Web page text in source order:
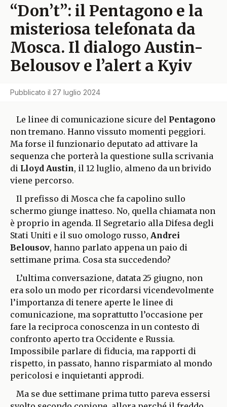
“Don’t”: il Pentagono e la
misteriosa telefonata da
Mosca. Il dialogo Austin-
Belousov e l’alert a Kyiv
Pubblicato il 27 luglio 2024
Le linee di comunicazione sicure del Pentagono
non tremano. Hanno vissuto momenti peggiori.
Ma forse il funzionario deputato ad attivare la
sequenza che porterà la questione sulla scrivania
di Lloyd Austin, il 12 luglio, almeno da un brivido
viene percorso.
Il prefisso di Mosca che fa capolino sullo
schermo giunge inatteso. No, quella chiamata non
è proprio in agenda. Il Segretario alla Difesa degli
Stati Uniti e il suo omologo russo, Andrei
Belousov, hanno parlato appena un paio di
settimane prima. Cosa sta succedendo?
L’ultima conversazione, datata 25 giugno, non
era solo un modo per ricordarsi vicendevolmente
l’importanza di tenere aperte le linee di
comunicazione, ma soprattutto l’occasione per
fare la reciproca conoscenza in un contesto di
confronto aperto tra Occidente e Russia.
Impossibile parlare di fiducia, ma rapporti di
rispetto, in passato, hanno risparmiato al mondo
pericolosi e inquietanti approdi.
Ma se due settimane prima tutto pareva essersi